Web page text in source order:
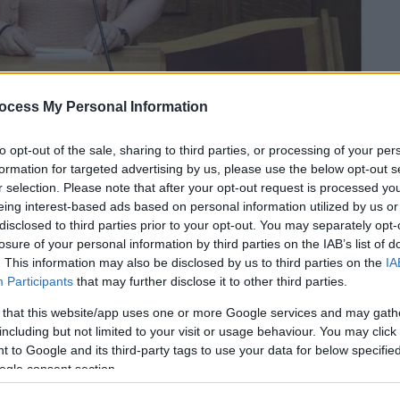
My Personal Information
opt-out of the sale, sharing to third parties, or processing of your
for targeted advertising by us, please use the below opt-out
selection. Please note that after your opt-out request is processed
interest-based ads based on personal information utilized by us
to third parties prior to your opt-out. You may separately
of your personal information by third parties on the IAB’s list of
This information may also be disclosed by us to third parties on the
Participants that may further disclose it to other third parties.
that this website/app uses one or more Google services and may
but not limited to your visit or usage behaviour. You may
to Google and its third-party tags to use your data for below
consent section.
το ΕΘΝΟΣ στη Google
και επίσημα από την ΚΟ ηΑθηνά
της έχει ήδη παραδοθεί στον